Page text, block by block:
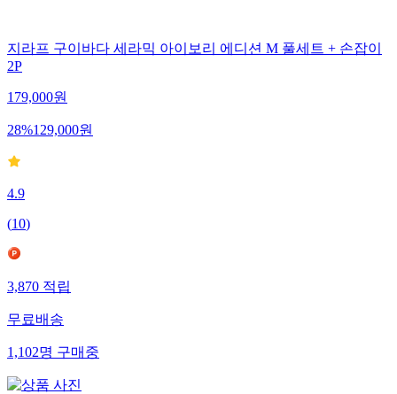
지라프 구이바다 세라믹 아이보리 에디션 M 풀세트 + 손잡이
2P
179,000원
28%129,000원
4.9
(10)
3,870적립
무료배송
1,102명구매중